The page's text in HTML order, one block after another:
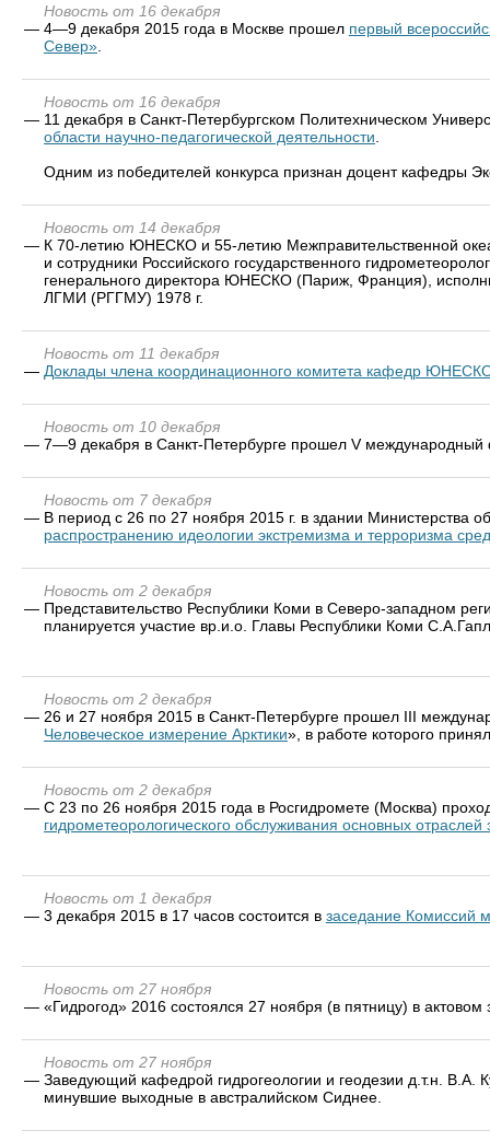
Новость от 16 декабря
— 4—9 декабря 2015 года в Москве прошел первый
Север»
Новость от 16 декабря
— 11 декабря в Санкт-Петербургском Политехническом
области научно-педагогической деятельности
Одним из победителей конкурса признан доцент кафедры
Новость от 14 декабря
— К 70-летию ЮНЕСКО и 55-летию Межправительственной
и сотрудники Российского государственного
генерального директора ЮНЕСКО (Париж, Франция),
ЛГМИ (РГГМУ) 1978 г.
Новость от 11 декабря
— Доклады члена координационного комитета кафедр
Новость от 10 декабря
— 7—9 декабря в Санкт-Петербурге прошел V
Новость от 7 декабря
— В период с 26 по 27 ноября 2015 г. в здании Министерства
распространению идеологии экстремизма и терроризма
Новость от 2 декабря
— Представительство Республики Коми в Северо-западном
планируется участие вр.и.о. Главы Республики Коми
Новость от 2 декабря
— 26 и 27 ноября 2015 в Санкт-Петербурге прошел III
Человеческое измерение Арктики», в работе которого
Новость от 2 декабря
— С 23 по 26 ноября 2015 года в Росгидромете (Москва)
гидрометеорологического обслуживания основных отраслей
Новость от 1 декабря
— 3 декабря 2015 в 17 часов состоится в заседание Комиссий
Новость от 27 ноября
— «Гидрогод» 2016 состоялся 27 ноября (в пятницу) в
Новость от 27 ноября
— Заведующий кафедрой гидрогеологии и геодезии д.т.н. В.А.
минувшие выходные в австралийском Сиднее.